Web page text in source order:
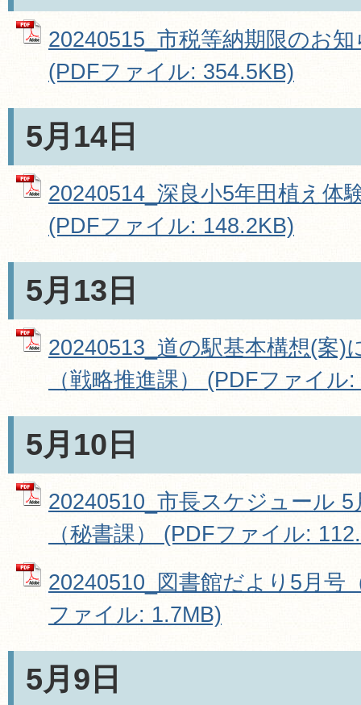
20240515_市税等納期限のお
(PDFファイル: 354.5KB)
5月14日
20240514_深良小5年田植え体
(PDFファイル: 148.2KB)
5月13日
20240513_道の駅基本構想(案)
（戦略推進課） (PDFファイル
5月10日
20240510_市長スケジュール 5
（秘書課） (PDFファイル:
20240510_図書館だより5月号
ファイル: 1.7MB)
5月9日